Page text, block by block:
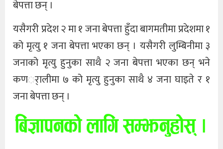
बेपत्ता छन् ।
यसैगरी प्रदेश २ मा १ जना बेपत्ता हुँदा बागमतीमा प्रदेशमा १
को मृत्यु १ जना बेपत्ता भएका छन् । यसैगरी लुम्बिनीमा ३
जनाको मृत्यु हुनुका साथै २ जना बेपत्ता भएका छन् भने
कणर्ालीमा ७ को मृत्यु हुनुका साथै ४ जना घाइते र १
जना बेपत्ता छन् ।